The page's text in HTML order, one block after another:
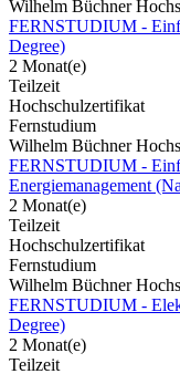
Wilhelm Büchner
FERNSTUDIUM -
Degree)
2 Monat(e)
Teilzeit
Hochschulzertifikat
Fernstudium
Wilhelm Büchner
FERNSTUDIUM -
Energiemanagement
2 Monat(e)
Teilzeit
Hochschulzertifikat
Fernstudium
Wilhelm Büchner
FERNSTUDIUM -
Degree)
2 Monat(e)
Teilzeit